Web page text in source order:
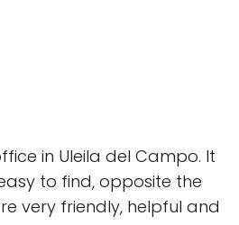
in Uleila del Campo. It
to find, opposite the
very friendly, helpful and